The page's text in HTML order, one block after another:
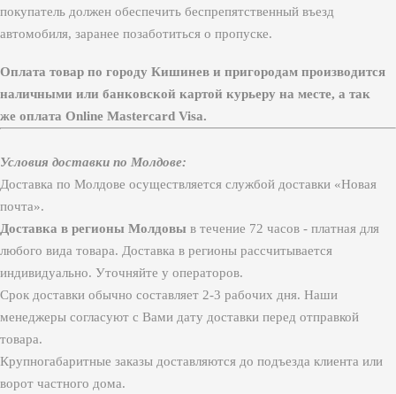
покупатель должен обеспечить беспрепятственный въезд
автомобиля, заранее позаботиться о пропуске.
Оплата товар по городу Кишинев и пригородам производится
наличными или банковской картой курьеру на месте, а так
же оплата Online Mastercard Visa.
Условия доставки по Молдове:
Доставка по Молдове осуществляется службой доставки «Новая
почта».
Доставка в регионы Молдовы в течение 72 часов - платная для
любого вида товара. Доставка в регионы рассчитывается
индивидуально. Уточняйте у операторов.
Срок доставки обычно составляет 2-3 рабочих дня. Наши
менеджеры согласуют с Вами дату доставки перед отправкой
товара.
Крупногабаритные заказы доставляются до подъезда клиента или
ворот частного дома.